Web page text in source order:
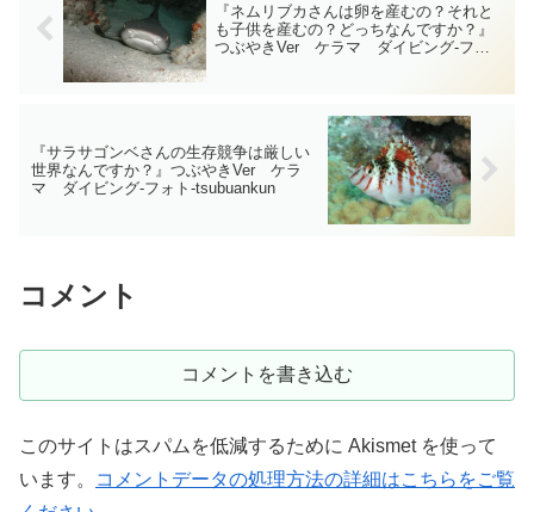
『ネムリブカさんは卵を産むの？それと
も子供を産むの？どっちなんですか？』
つぶやきVer ケラマ ダイビング‐フォ
『サラサゴンベさんの生存競争は厳しい
世界なんですか？』つぶやきVer ケラ
マ ダイビング‐フォト‐tsubuankun
コメント
コメントを書き込む
このサイトはスパムを低減するために Akismet を使って
います。
コメントデータの処理方法の詳細はこちらをご覧